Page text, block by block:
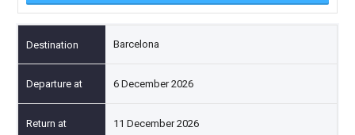
Barcelona
6 December 2026
11 December 2026